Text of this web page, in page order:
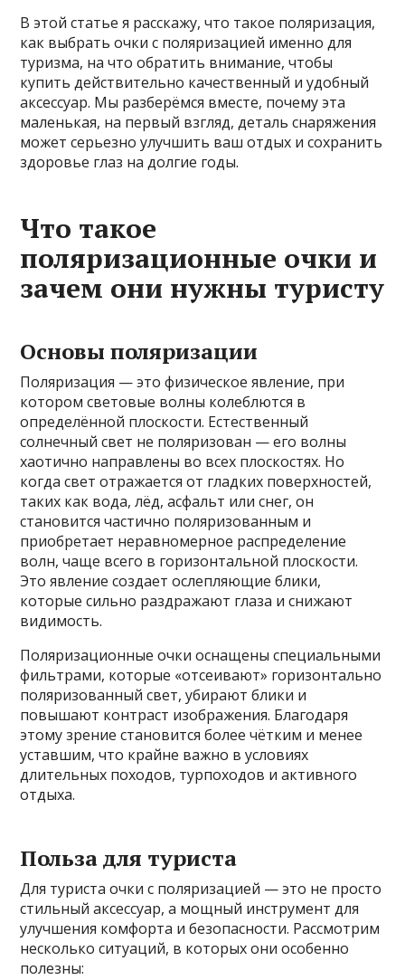
В этой статье я расскажу, что такое поляризация,
как выбрать очки с поляризацией именно для
туризма, на что обратить внимание, чтобы
купить действительно качественный и удобный
аксессуар. Мы разберёмся вместе, почему эта
маленькая, на первый взгляд, деталь снаряжения
может серьезно улучшить ваш отдых и сохранить
здоровье глаз на долгие годы.
Что такое
поляризационные очки и
зачем они нужны туристу
Основы поляризации
Поляризация — это физическое явление, при
котором световые волны колеблются в
определённой плоскости. Естественный
солнечный свет не поляризован — его волны
хаотично направлены во всех плоскостях. Но
когда свет отражается от гладких поверхностей,
таких как вода, лёд, асфальт или снег, он
становится частично поляризованным и
приобретает неравномерное распределение
волн, чаще всего в горизонтальной плоскости.
Это явление создает ослепляющие блики,
которые сильно раздражают глаза и снижают
видимость.
Поляризационные очки оснащены специальными
фильтрами, которые «отсеивают» горизонтально
поляризованный свет, убирают блики и
повышают контраст изображения. Благодаря
этому зрение становится более чётким и менее
уставшим, что крайне важно в условиях
длительных походов, турпоходов и активного
отдыха.
Польза для туриста
Для туриста очки с поляризацией — это не просто
стильный аксессуар, а мощный инструмент для
улучшения комфорта и безопасности. Рассмотрим
несколько ситуаций, в которых они особенно
полезны: